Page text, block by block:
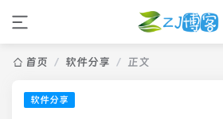
首页 / 软件分享 / 正文
软件分享